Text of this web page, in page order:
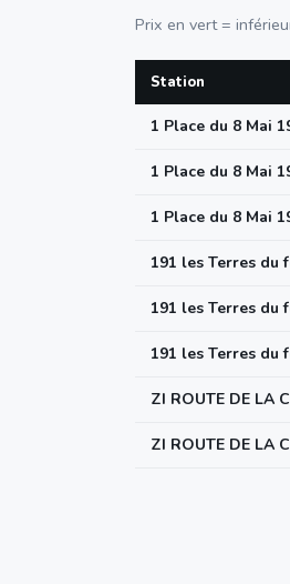
Prix en vert =
Station
1 Place du 8 Mai
1 Place du 8 Mai
1 Place du 8 Mai
191 les Terres du
191 les Terres du
191 les Terres du
ZI ROUTE DE LA
ZI ROUTE DE LA